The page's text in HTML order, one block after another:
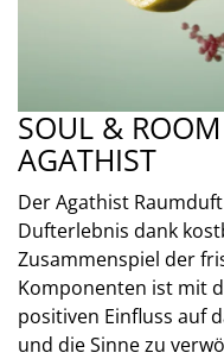
SOUL &
AGATHIST
Der Agathist
Dufterlebnis dank
Zusammenspiel der
Komponenten ist mit
positiven Einfluss auf
und die Sinne zu